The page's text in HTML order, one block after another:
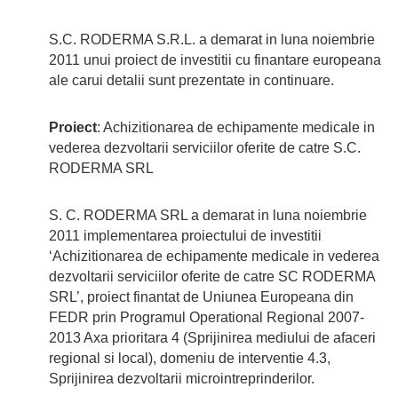
S.C. RODERMA S.R.L. a demarat in luna noiembrie
2011 unui proiect de investitii cu finantare europeana
ale carui detalii sunt prezentate in continuare.
Proiect: Achizitionarea de echipamente medicale in
vederea dezvoltarii serviciilor oferite de catre S.C.
RODERMA SRL
S. C. RODERMA SRL a demarat in luna noiembrie
2011 implementarea proiectului de investitii
‘Achizitionarea de echipamente medicale in vederea
dezvoltarii serviciilor oferite de catre SC RODERMA
SRL’, proiect finantat de Uniunea Europeana din
FEDR prin Programul Operational Regional 2007-
2013 Axa prioritara 4 (Sprijinirea mediului de afaceri
regional si local), domeniu de interventie 4.3,
Sprijinirea dezvoltarii microintreprinderilor.